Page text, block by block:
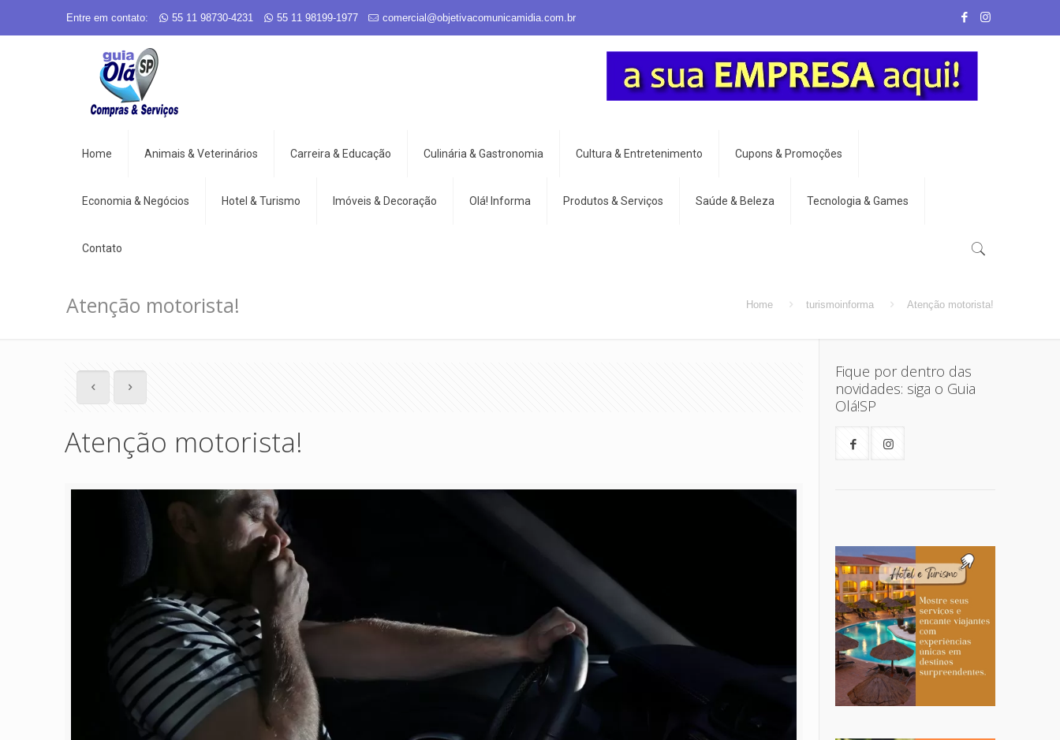
Entre em contato: 55 11 98730-4231 55 11 98199-1977 comercial@objetivacomunicamidia.com.br
Home Animais & Veterinários Carreira & Educação Culinária & Gastronomia Cultura & Entretenimento Cupons & Promoções
Economia & Negócios Hotel & Turismo Imóveis & Decoração Olá! Informa Produtos & Serviços Saúde & Beleza Tecnologia & Games
Contato
Atenção motorista! Home turismoinforma Atenção motorista!
Atenção motorista!
Fique por dentro das
novidades: siga o Guia
Olá!SP